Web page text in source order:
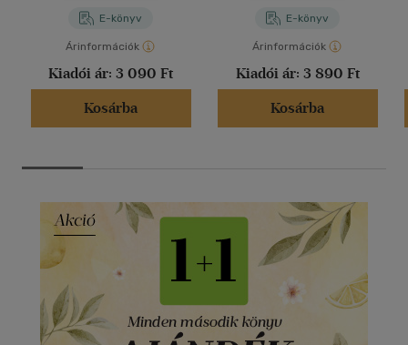
E-könyv
Árinformációk
Kiadói ár: 3 090 Ft
Kosárba
E-könyv
Árinformációk
Kiadói ár: 3 890 Ft
Kosárba